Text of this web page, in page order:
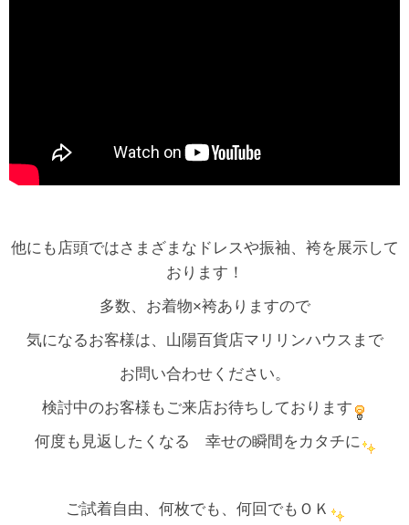
他にも店頭ではさまざまなドレスや振袖、袴を展示して
おります！
多数、お着物×袴ありますので
気になるお客様は、山陽百貨店マリリンハウスまで
お問い合わせください。
検討中のお客様もご来店お待ちしております
何度も見返したくなる 幸せの瞬間をカタチに
ご試着自由、何枚でも、何回でもＯＫ